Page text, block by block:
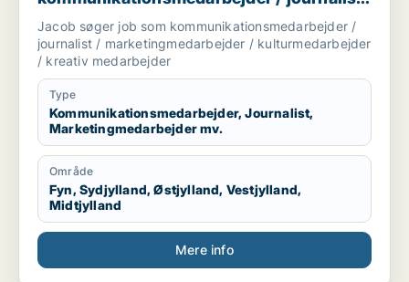
/ marketingmedarbejder /
kulturmedarbejder / kreativ medarbejder
Jacob søger job som kommunikationsmedarbejder /
journalist / marketingmedarbejder / kulturmedarbejder
/ kreativ medarbejder
Type
Kommunikationsmedarbejder, Journalist,
Marketingmedarbejder mv.
Område
Fyn, Sydjylland, Østjylland, Vestjylland,
Midtjylland
Mere info